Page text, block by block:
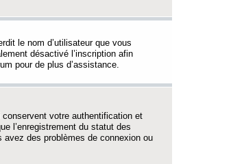
le nom d’utilisateur que vous
désactivé l’inscription afin
pour de plus d’assistance.
votre authentification et
l’enregistrement du statut des
des problèmes de connexion ou